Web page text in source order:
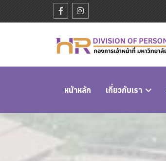
หนัาหลัก เกี่ยวกับเรา